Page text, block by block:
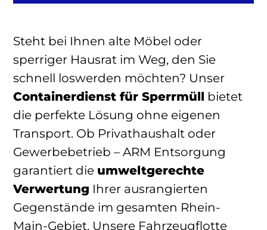
Steht bei Ihnen alte Möbel oder
sperriger Hausrat im Weg, den Sie
schnell loswerden möchten? Unser
Containerdienst für Sperrmüll bietet
die perfekte Lösung ohne eigenen
Transport. Ob Privathaushalt oder
Gewerbebetrieb – ARM Entsorgung
garantiert die umweltgerechte
Verwertung Ihrer ausrangierten
Gegenstände im gesamten Rhein-
Main-Gebiet. Unsere Fahrzeugflotte